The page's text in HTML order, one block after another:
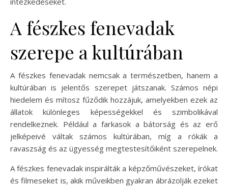
A fészkes fenevadak
szerepe a kultúrában
A fészkes fenevadak nemcsak a természetben, hanem a
kultúrában is jelentős szerepet játszanak. Számos népi
hiedelem és mítosz fűződik hozzájuk, amelyekben ezek az
állatok különleges képességekkel és szimbolikával
rendelkeznek. Például a farkasok a bátorság és az erő
jelképeivé váltak számos kultúrában, míg a rókák a
ravaszság és az ügyesség megtestesítőiként szerepelnek.
A fészkes fenevadak inspirálták a képzőművészeket, írókat
és filmeseket is, akik műveikben gyakran ábrázolják ezeket